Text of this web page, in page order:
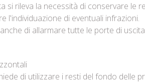
si rileva la necessità di conservare
l'individuazione di eventuali infrazioni.
di allarmare tutte le porte di
di utilizzare i resti del fondo delle